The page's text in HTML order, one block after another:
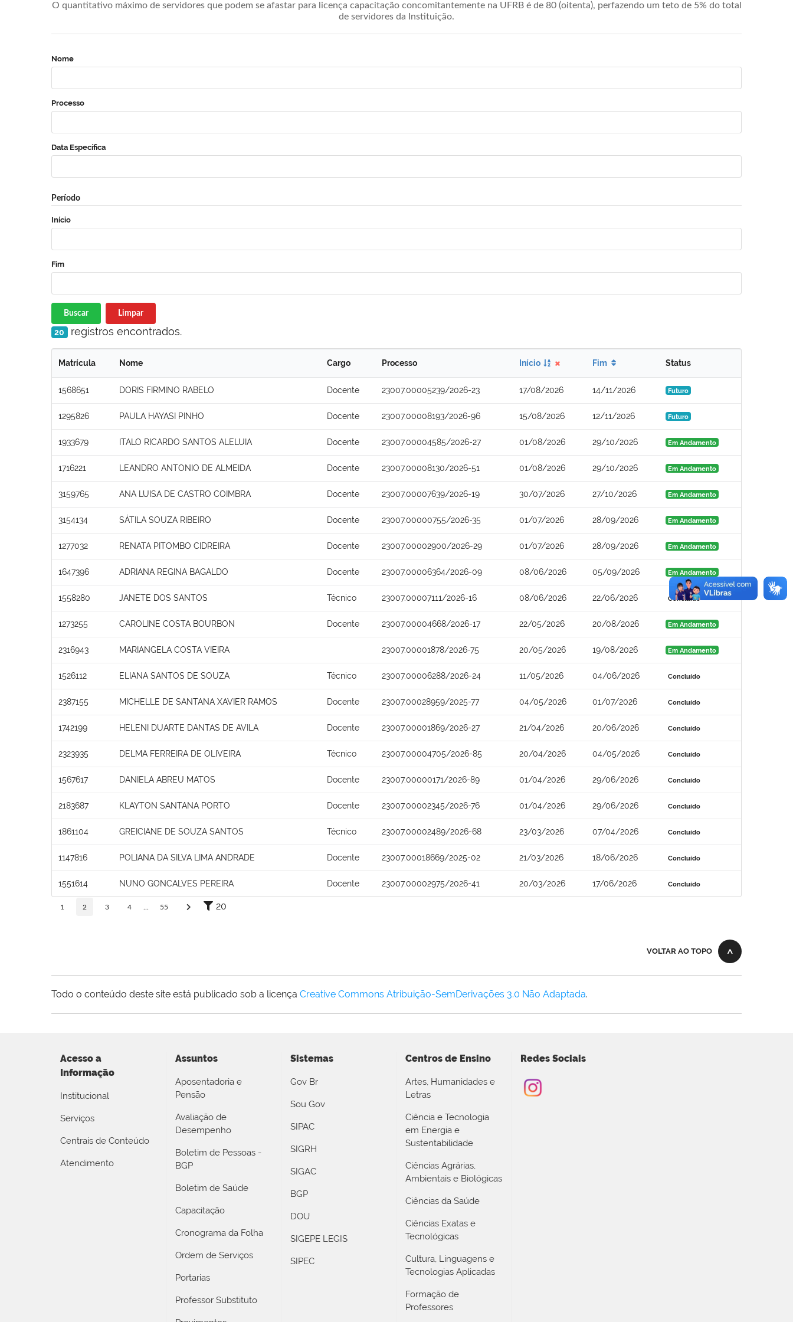
O quantitativo máximo de servidores que podem se afastar para licença capacitação concomitantemente na UFRB é de 80 (oitenta), perfazendo um teto de 5% do total
de servidores da Instituição.
Nome
Processo
Data Específica
Período
Início
Fim
Buscar Limpar
20 registros encontrados.
Matrícula Nome Cargo Processo Início Fim Status
1568651 DORIS FIRMINO RABELO Docente 23007.00005239/2026-23 17/08/2026 14/11/2026 Futuro
1295826 PAULA HAYASI PINHO Docente 23007.00008193/2026-96 15/08/2026 12/11/2026 Futuro
1933679 ITALO RICARDO SANTOS ALELUIA Docente 23007.00004585/2026-27 01/08/2026 29/10/2026 Em Andamento
1716221 LEANDRO ANTONIO DE ALMEIDA Docente 23007.00008130/2026-51 01/08/2026 29/10/2026 Em Andamento
3159765 ANA LUISA DE CASTRO COIMBRA Docente 23007.00007639/2026-19 30/07/2026 27/10/2026 Em Andamento
3154134 SÁTILA SOUZA RIBEIRO Docente 23007.00000755/2026-35 01/07/2026 28/09/2026 Em Andamento
1277032 RENATA PITOMBO CIDREIRA Docente 23007.00002900/2026-29 01/07/2026 28/09/2026 Em Andamento
1647396 ADRIANA REGINA BAGALDO Docente 23007.00006364/2026-09 08/06/2026 05/09/2026 Em Andamento
1558280 JANETE DOS SANTOS Técnico 23007.00007111/2026-16 08/06/2026 22/06/2026 Concluído
1273255 CAROLINE COSTA BOURBON Docente 23007.00004668/2026-17 22/05/2026 20/08/2026 Em Andamento
2316943 MARIANGELA COSTA VIEIRA 23007.00001878/2026-75 20/05/2026 19/08/2026 Em Andamento
1526112 ELIANA SANTOS DE SOUZA Técnico 23007.00006288/2026-24 11/05/2026 04/06/2026 Concluído
2387155 MICHELLE DE SANTANA XAVIER RAMOS Docente 23007.00028959/2025-77 04/05/2026 01/07/2026 Concluído
1742199 HELENI DUARTE DANTAS DE AVILA Docente 23007.00001869/2026-27 21/04/2026 20/06/2026 Concluído
2323935 DELMA FERREIRA DE OLIVEIRA Técnico 23007.00004705/2026-85 20/04/2026 04/05/2026 Concluído
1567617 DANIELA ABREU MATOS Docente 23007.00000171/2026-89 01/04/2026 29/06/2026 Concluído
2183687 KLAYTON SANTANA PORTO Docente 23007.00002345/2026-76 01/04/2026 29/06/2026 Concluído
1861104 GREICIANE DE SOUZA SANTOS Técnico 23007.00002489/2026-68 23/03/2026 07/04/2026 Concluído
1147816 POLIANA DA SILVA LIMA ANDRADE Docente 23007.00018669/2025-02 21/03/2026 18/06/2026 Concluído
1551614 NUNO GONCALVES PEREIRA Docente 23007.00002975/2026-41 20/03/2026 17/06/2026 Concluído
1 2 3 4 55 20
VOLTAR AO TOPO
Todo o conteúdo deste site está publicado sob a licença Creative Commons Atribuição-SemDerivações 3.0 Não Adaptada.
Acesso a
Informação
Institucional
Serviços
Centrais de Conteúdo
Atendimento
Assuntos
Aposentadoria e
Pensão
Avaliação de
Desempenho
Boletim de Pessoas -
BGP
Boletim de Saúde
Capacitação
Cronograma da Folha
Ordem de Serviços
Portarias
Professor Substituto
Sistemas
Gov Br
Sou Gov
SIPAC
SIGRH
SIGAC
BGP
DOU
SIGEPE LEGIS
SIPEC
Centros de Ensino
Artes, Humanidades e
Letras
Ciência e Tecnologia
em Energia e
Sustentabilidade
Ciências Agrárias,
Ambientais e Biológicas
Ciências da Saúde
Ciências Exatas e
Tecnológicas
Cultura, Linguagens e
Tecnologias Aplicadas
Formação de
Professores
Redes Sociais